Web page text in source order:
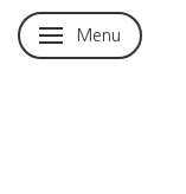
Skifte navigation
Menu